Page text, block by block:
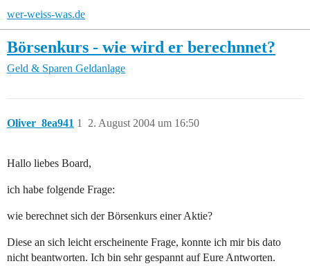
wer-weiss-was.de
Börsenkurs - wie wird er berechnnet?
Geld & Sparen Geldanlage
Oliver_8ea941 2. August 2004 um 16:50
1
Hallo liebes Board,
ich habe folgende Frage:
wie berechnet sich der Börsenkurs einer Aktie?
Diese an sich leicht erscheinente Frage, konnte ich mir bis dato
nicht beantworten. Ich bin sehr gespannt auf Eure Antworten.